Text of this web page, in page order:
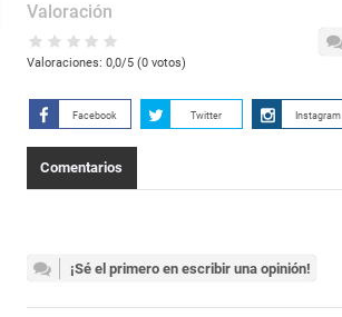
Valoración
Valoraciones: 0,0/5 (0votos)
Facebook Twitter Instagram
Comentarios
¡Sé el primero en escribir una opinión!